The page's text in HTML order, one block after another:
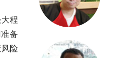
程
备
险